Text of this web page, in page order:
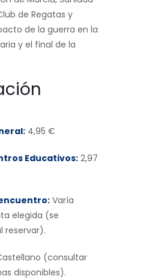
de Regatas y
de la guerra en la
y el final de la
4,95 €
Educativos: 2,97
Varía
elegida (se
reservar).
(consultar
disponibles).